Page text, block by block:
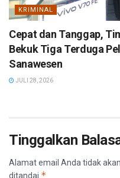
KRIMINAL
Cepat dan Tanggap,
Bekuk Tiga Terduga
Sanawesen
JULI 28, 2026
Tinggalkan
Alamat email Anda tidak
ditandai *